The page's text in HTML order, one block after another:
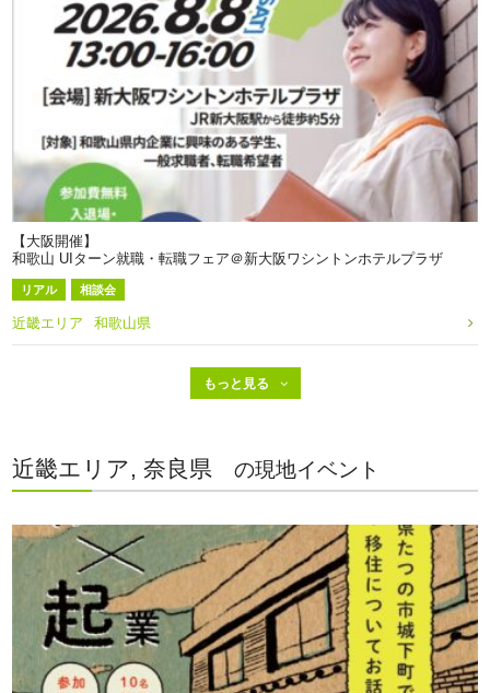
【大阪開催】
和歌山 UIターン就職・転職フェア＠新大阪ワシントンホテルプラザ
リアル 相談会
近畿エリア 和歌山県
近畿エリア, 奈良県 の現地イベント